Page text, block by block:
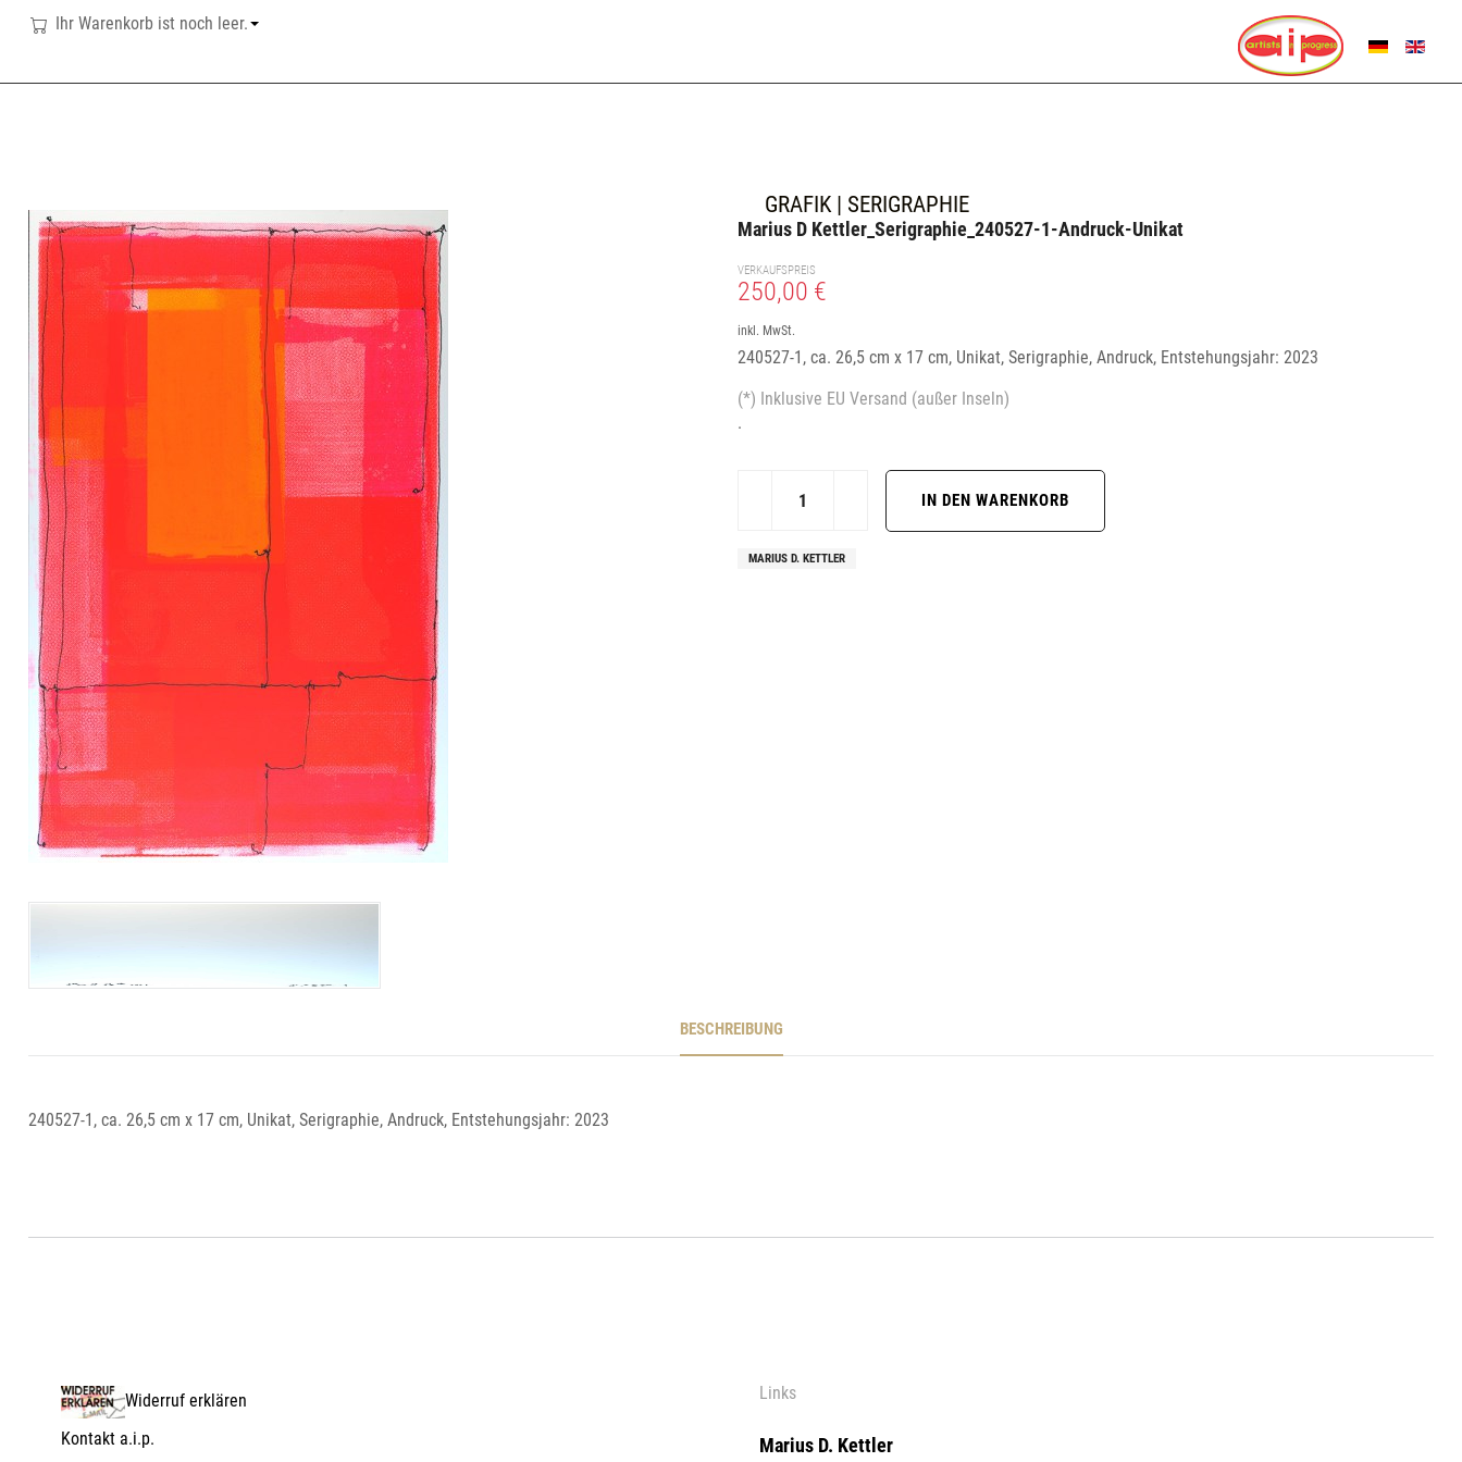
Ihr Warenkorb ist noch leer.
SPRACHE
GRAFIK | SERIGRAPHIE
Marius D Kettler_Serigraphie_240527-1-Andruck-Unikat
VERKAUFSPREIS
250,00 €
inkl. MwSt.
240527-1, ca. 26,5 cm x 17 cm, Unikat, Serigraphie, Andruck, Entstehungsjahr: 2023
(*) Inklusive EU Versand (außer Inseln)
.
MARIUS D. KETTLER
BESCHREIBUNG
240527-1, ca. 26,5 cm x 17 cm, Unikat, Serigraphie, Andruck, Entstehungsjahr: 2023
Widerruf erklären
Kontakt a.i.p.
Links
Marius D. Kettler